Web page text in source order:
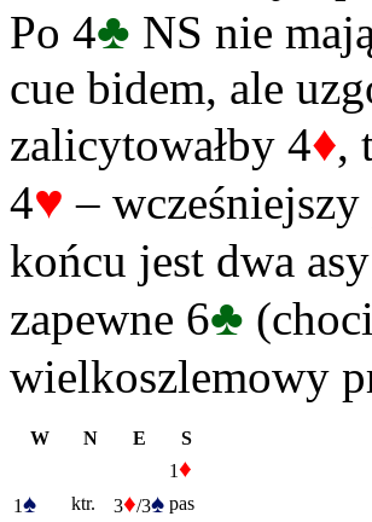
Po 4♣ NS nie
cue bidem, ale
zalicytowałby 4♦,
4♥ – wcześniejszy
końcu jest dwa
zapewne 6♣
wielkoszlemowy
W N E
S
1♦
1♠ ktr. 3♦/3♠ pas